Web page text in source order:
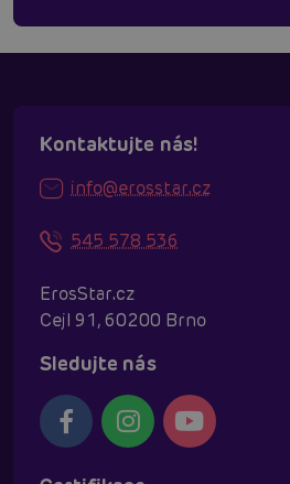
Kontaktujte nás!
info@erosstar.cz
545 578 536
ErosStar.cz
Cejl 91, 60200 Brno
Sledujte nás